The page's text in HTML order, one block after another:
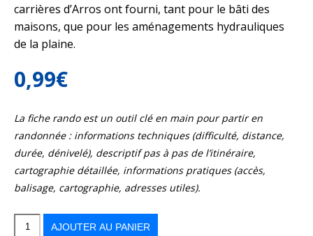
carrières d’Arros ont fourni, tant pour le bâti des
maisons, que pour les aménagements hydrauliques
de la plaine.
0,99€
La fiche rando est un outil clé en main pour partir en
randonnée : informations techniques (difficulté, distance,
durée, dénivelé), descriptif pas à pas de l’itinéraire,
cartographie détaillée, informations pratiques (accès,
balisage, cartographie, adresses utiles).
quantité
AJOUTER AU PANIER